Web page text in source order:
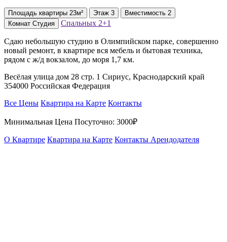
Площадь квартиры 23м² Этаж 3 Вместимость 2
Комнат Студия Спальных 2+1
Сдаю небольшую студию в Олимпийском парке, совершенно
новый ремонт, в квартире вся мебель и бытовая техника,
рядом с ж/д вокзалом, до моря 1,7 км.
Весёлая улица дом 28 стр. 1 Сириус, Краснодарский край
354000 Российская Федерация
Все Цены Квартира на Карте Контакты
Минимальная Цена Посуточно: 3000₽
О Квартире Квартира на Карте Контакты Арендодателя